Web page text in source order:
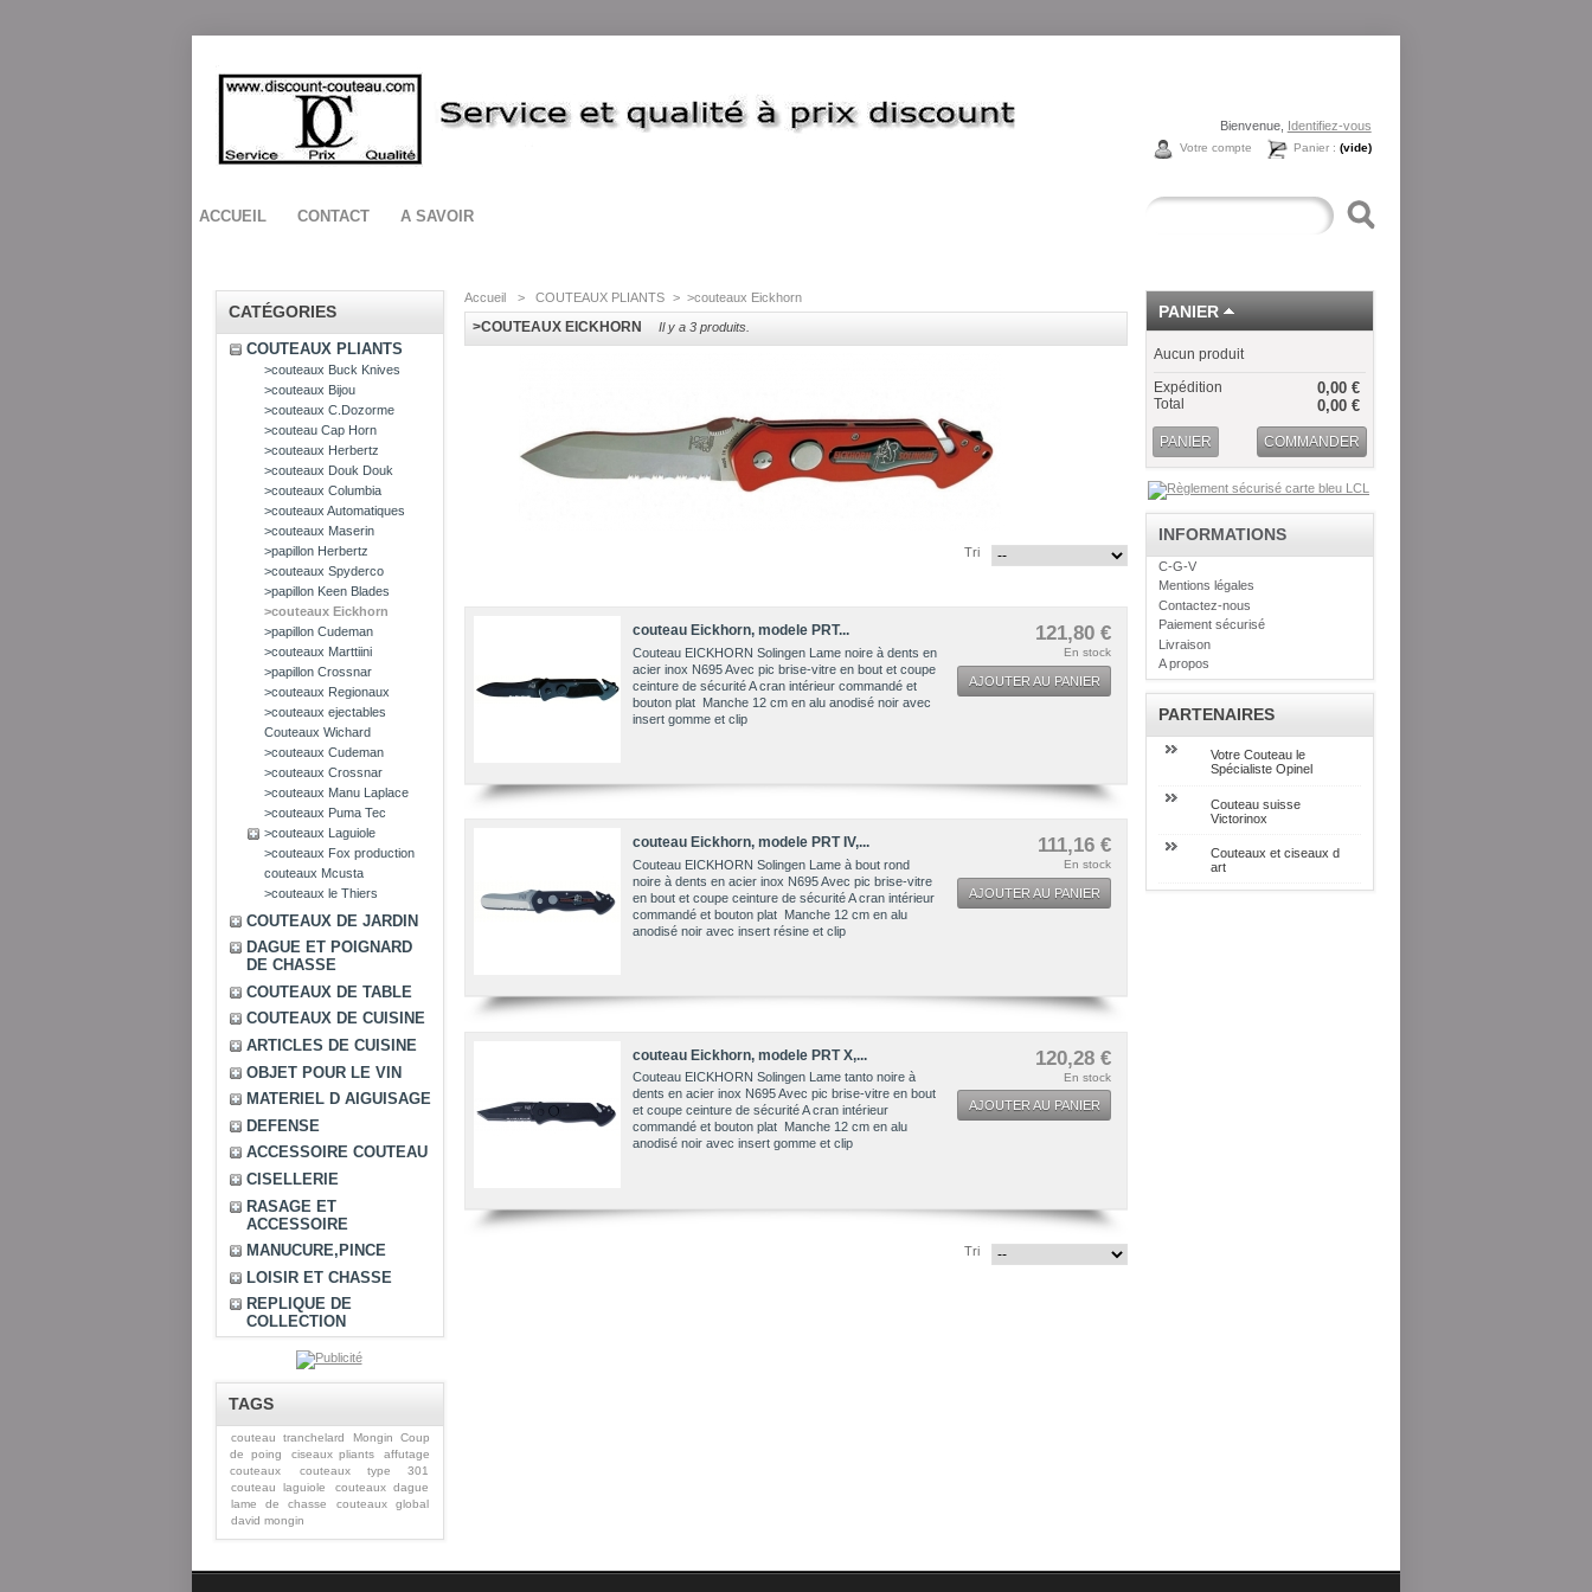
Bienvenue, Identifiez-vous
Panier : (vide)
Votre compte
ACCUEIL CONTACT A SAVOIR
CATÉGORIES
COUTEAUX PLIANTS
>couteaux Buck Knives
>couteaux Bijou
>couteaux C.Dozorme
>couteau Cap Horn
>couteaux Herbertz
>couteaux Douk Douk
>couteaux Columbia
>couteaux Automatiques
>couteaux Maserin
>papillon Herbertz
>couteaux Spyderco
>papillon Keen Blades
>couteaux Eickhorn
>papillon Cudeman
>couteaux Marttiini
>papillon Crossnar
>couteaux Regionaux
>couteaux ejectables
Couteaux Wichard
>couteaux Cudeman
>couteaux Crossnar
>couteaux Manu Laplace
>couteaux Puma Tec
>couteaux Laguiole
>couteaux Fox production
couteaux Mcusta
>couteaux le Thiers
COUTEAUX DE JARDIN
DAGUE ET POIGNARD
DE CHASSE
COUTEAUX DE TABLE
COUTEAUX DE CUISINE
ARTICLES DE CUISINE
OBJET POUR LE VIN
MATERIEL D AIGUISAGE
DEFENSE
ACCESSOIRE COUTEAU
CISELLERIE
RASAGE ET
ACCESSOIRE
MANUCURE,PINCE
LOISIR ET CHASSE
REPLIQUE DE
COLLECTION
TAGS
couteau tranchelard
Mongin Coup
de poing
ciseaux pliants
affutage
couteaux
couteaux type 301
couteau laguiole
couteaux dague
lame de chasse
couteaux global
david mongin
Accueil > COUTEAUX PLIANTS > >couteaux Eickhorn
>COUTEAUX EICKHORN Il y a 3 produits.
Tri
couteau Eickhorn, modele PRT...
Couteau EICKHORN Solingen Lame noire à dents en
acier inox N695 Avec pic brise-vitre en bout et coupe
ceinture de sécurité A cran intérieur commandé et
bouton plat Manche 12 cm en alu anodisé noir avec
insert gomme et clip
121,80 €
En stock
AJOUTER AU PANIER
couteau Eickhorn, modele PRT IV,...
Couteau EICKHORN Solingen Lame à bout rond
noire à dents en acier inox N695 Avec pic brise-vitre
en bout et coupe ceinture de sécurité A cran intérieur
commandé et bouton plat Manche 12 cm en alu
anodisé noir avec insert résine et clip
111,16 €
En stock
AJOUTER AU PANIER
couteau Eickhorn, modele PRT X,...
Couteau EICKHORN Solingen Lame tanto noire à
dents en acier inox N695 Avec pic brise-vitre en bout
et coupe ceinture de sécurité A cran intérieur
commandé et bouton plat Manche 12 cm en alu
anodisé noir avec insert gomme et clip
120,28 €
En stock
AJOUTER AU PANIER
Tri
PANIER
Aucun produit
0,00 €
Expédition
0,00 €
Total
PANIER COMMANDER
INFORMATIONS
C-G-V
Mentions légales
Contactez-nous
Paiement sécurisé
Livraison
A propos
PARTENAIRES
Votre Couteau le
Spécialiste Opinel
Couteau suisse
Victorinox
Couteaux et ciseaux d
art